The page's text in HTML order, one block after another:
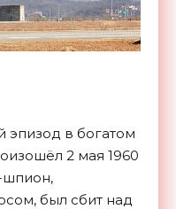
в богатом
2 мая 1960
шпион,
был сбит над